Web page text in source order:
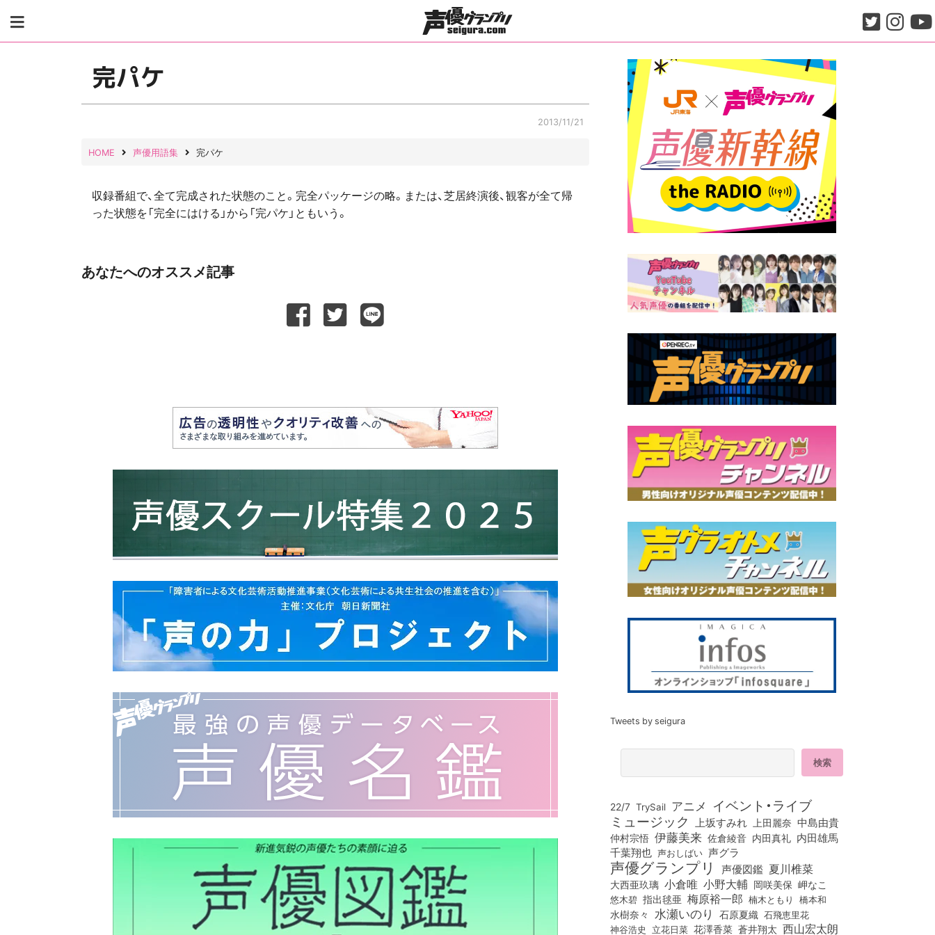
content
完パケ
2013/11/21
HOME 声優用語集 完パケ
収録番組で、全て完成された状態のこと。完全パッケージの略。または、芝居終演後、観客が全て帰
った状態を「完全にはける」から「完パケ」ともいう。
あなたへのオススメ記事
Tweets by seigura
22/7 TrySail アニメ イベント・ライブ
ミュージック 上坂すみれ 上田麗奈 中島由貴
仲村宗悟 伊藤美来 佐倉綾音 内田真礼 内田雄馬
千葉翔也 声おしばい 声グラ
声優グランプリ 声優図鑑 夏川椎菜
大西亜玖璃 小倉唯 小野大輔 岡咲美保 岬なこ
悠木碧 指出毬亜 梅原裕一郎 楠木ともり 橋本和
水樹奈々 水瀬いのり 石原夏織 石飛恵里花
神谷浩史 立花日菜 花澤香菜 蒼井翔太 西山宏太朗